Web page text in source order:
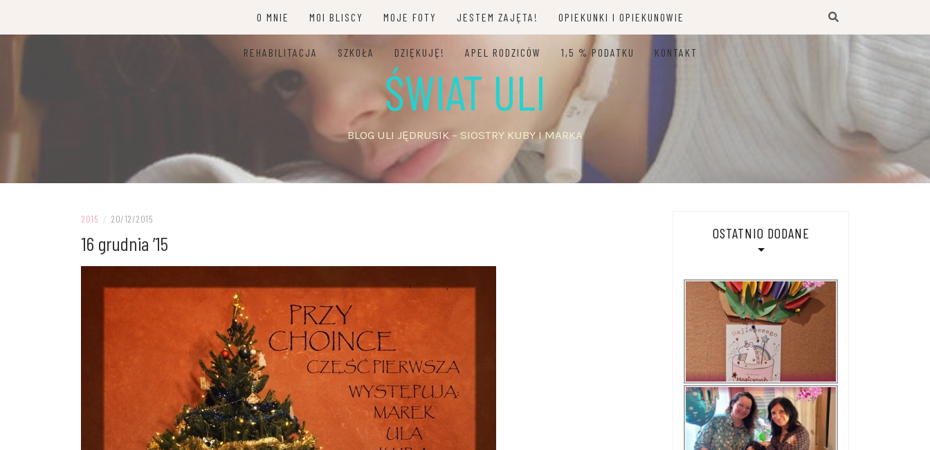
O MNIE MOI BLISCY MOJE FOTY JESTEM ZAJĘTA! OPIEKUNKI I OPIEKUNOWIE
REHABILITACJA SZKOŁA DZIĘKUJĘ! APEL RODZICÓW 1,5 % PODATKU KONTAKT
ŚWIAT ULI
BLOG ULI JĘDRUSIK – SIOSTRY KUBY I MARKA
2015 / 20/12/2015
16 grudnia ’15 OSTATNIO DODANE